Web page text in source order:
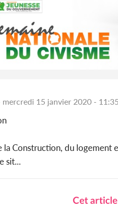
15 janvier 2020 - 11:35
la Construction, du logement
sit...
Cet